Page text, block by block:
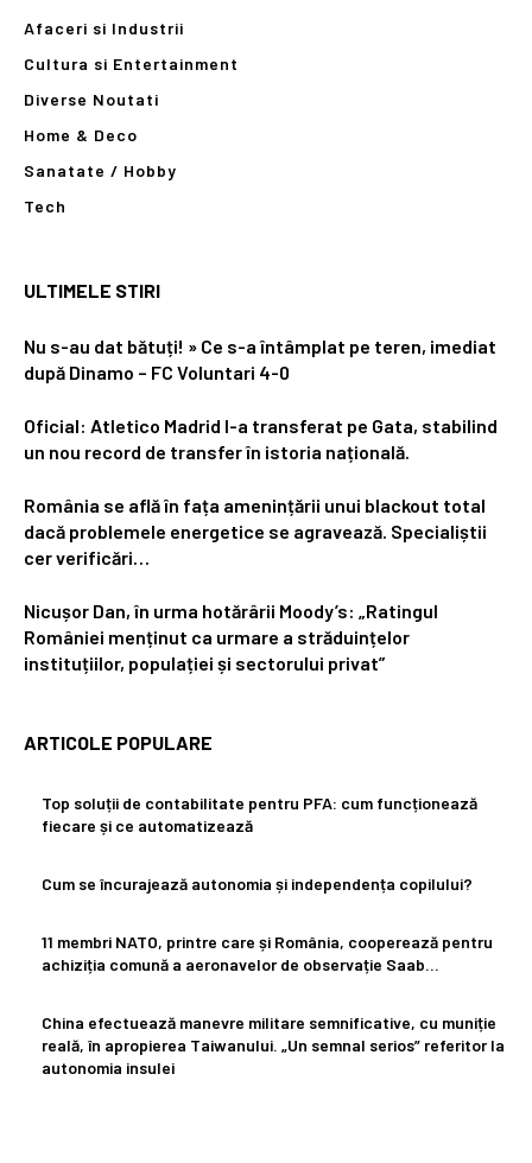
Afaceri si Industrii
Cultura si Entertainment
Diverse Noutati
Home & Deco
Sanatate / Hobby
Tech
ULTIMELE STIRI
Nu s-au dat bătuți! » Ce s-a întâmplat pe teren, imediat
după Dinamo – FC Voluntari 4-0
Oficial: Atletico Madrid l-a transferat pe Gata, stabilind
un nou record de transfer în istoria națională.
România se află în fața amenințării unui blackout total
dacă problemele energetice se agravează. Specialiștii
cer verificări…
Nicușor Dan, în urma hotărârii Moody’s: „Ratingul
României menținut ca urmare a străduințelor
instituțiilor, populației și sectorului privat”
ARTICOLE POPULARE
Top soluții de contabilitate pentru PFA: cum funcționează
fiecare și ce automatizează
Cum se încurajează autonomia și independența copilului?
11 membri NATO, printre care și România, cooperează pentru
achiziția comună a aeronavelor de observație Saab…
China efectuează manevre militare semnificative, cu muniție
reală, în apropierea Taiwanului. „Un semnal serios” referitor la
autonomia insulei